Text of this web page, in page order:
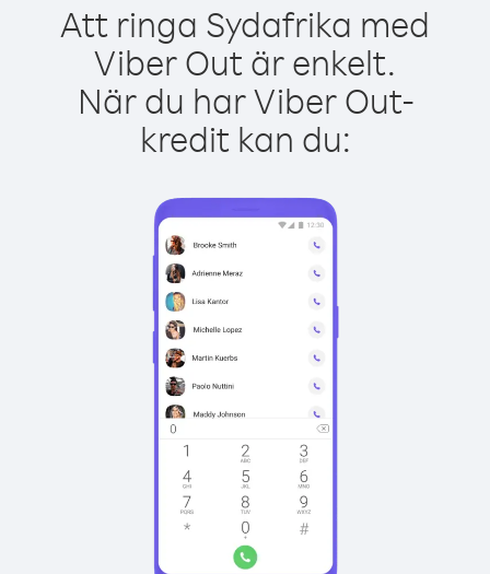
Att ringa Sydafrika med
Viber Out är enkelt.
När du har Viber Out-
kredit kan du: